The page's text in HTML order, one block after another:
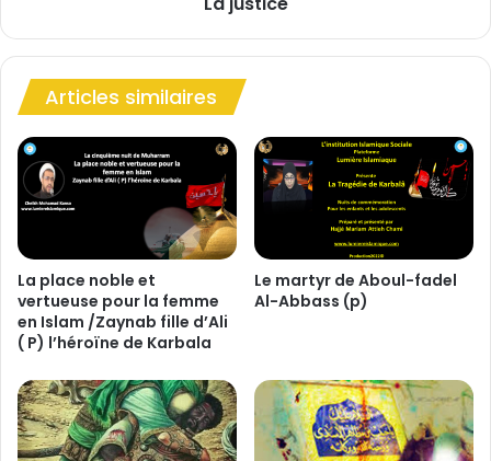
Articles similaires
La place noble et
vertueuse pour la femme
en Islam /Zaynab fille d’Ali
( P) l’héroïne de Karbala
Le martyr de Aboul-fadel
Al-Abbass (p)